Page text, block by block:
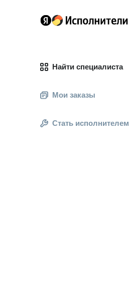
Найти специалиста
Мои заказы
Стать исполнителем